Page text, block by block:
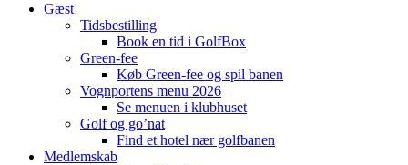
Gæst
Tidsbestilling
Book en tid i GolfBox
Green-fee
Køb Green-fee og spil banen
Vognportens menu 2026
Se menuen i klubhuset
Golf og go’nat
Find et hotel nær golfbanen
Medlemskab